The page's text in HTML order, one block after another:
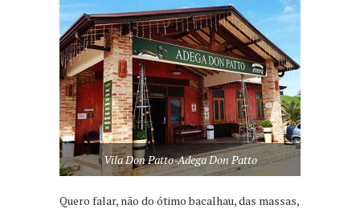
Vila Don Patto-Adega Don Patto
Quero falar, não do ótimo bacalhau, das massas,